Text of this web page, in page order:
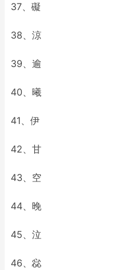
37、礙
38、涼
39、逾
40、曦
41、伊
42、甘
43、空
44、晚
45、泣
46、惢